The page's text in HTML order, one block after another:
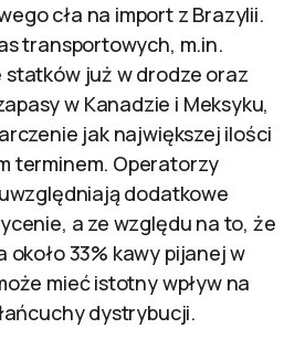
cła na import z Brazylii.
transportowych, m.in.
już w drodze oraz
w Kanadzie i Meksyku,
jak największej ilości
terminem. Operatorzy
dodatkowe
a ze względu na to, że
33% kawy pijanej w
mieć istotny wpływ na
dystrybucji.